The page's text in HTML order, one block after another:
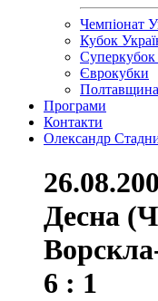
Чемпіонат
Кубок
Суперкубок
Єврокубки
Полтавщина
Програми
Контакти
Олександр
Десна
6 : 1